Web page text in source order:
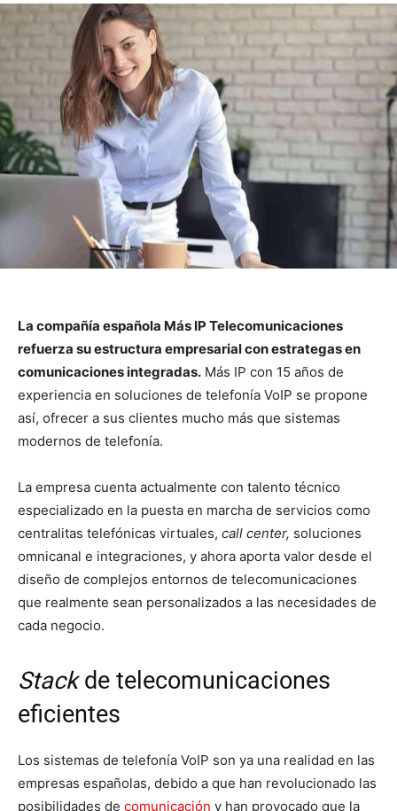
La compañía española Más IP Telecomunicaciones
refuerza su estructura empresarial con estrategas en
comunicaciones integradas. Más IP con 15 años de
experiencia en soluciones de telefonía VoIP se propone
así, ofrecer a sus clientes mucho más que sistemas
modernos de telefonía.
La empresa cuenta actualmente con talento técnico
especializado en la puesta en marcha de servicios como
centralitas telefónicas virtuales, call center, soluciones
omnicanal e integraciones, y ahora aporta valor desde el
diseño de complejos entornos de telecomunicaciones
que realmente sean personalizados a las necesidades de
cada negocio.
Stackde telecomunicaciones
eficientes
Los sistemas de telefonía VoIP son ya una realidad en las
empresas españolas, debido a que han revolucionado las
posibilidades de comunicación y han provocado que la